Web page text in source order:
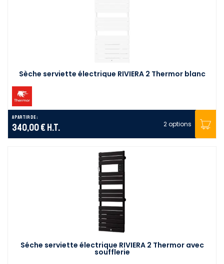
Sèche serviette électrique RIVIERA 2 Thermor blanc
A partir de :
340,00 € H.T. 2 options
Séche serviette électrique RIVIERA 2 Thermor avec
soufflerie